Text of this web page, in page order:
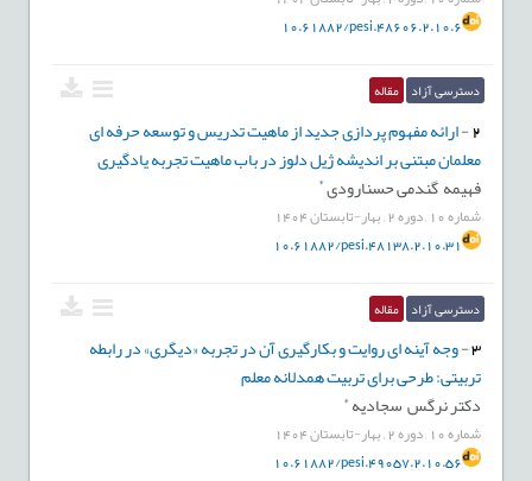
رشته تخصصی:دکترافلسفه تعلیم و تربیت
سمت: مدیر اجرایی نشریه
پست الکترونیکی:pesi.anjoman@gmail.com
تلفن:09133955598
دانشیار. دانشگاه شاهد
رشته تخصصی:
پست الکترونیکی: rahnama_akbar43@yahoo.com
10.61882/pesi.48606.2.10.6
دسترسی آزاد مقاله
2
-ارائه مفهوم پردازی جدید از ماهیت تدریس و توسعه حرفه ای
معلمان مبتنی بر اندیشه ژیل دلوز در باب ماهیت تجربه یادگیری
فهیمه گندمی حسنارودی
شماره10 دوره2
,بهار-تابستان1404
10.61882/pesi.48138.2.10.31
دسترسی آزاد مقاله
3
-وجه آینه ای روایت و بکارگیری آن در تجربه «دیگری» در رابطه
تربیتی: طرحی برای تربیت همدلانه معلم
دکتر نرگس سجادیه*
شماره10 دوره2
,بهار-تابستان1404
10.61882/pesi.49057.2.10.56